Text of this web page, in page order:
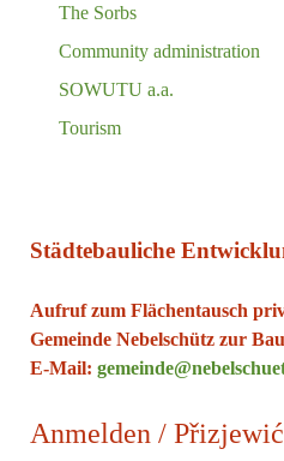
The Sorbs
Community administration
SOWUTU a.a.
Tourism
Städtebauliche
Aufruf zum Flächentausch
Gemeinde Nebelschütz zur
E-Mail:
Anmelden / Přizjewić